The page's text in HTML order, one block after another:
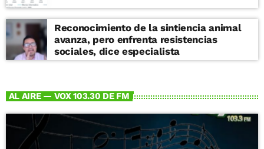
Reconocimiento de la sintiencia animal
avanza, pero enfrenta resistencias
sociales, dice especialista
AL AIRE — VOX 103.30 DE FM